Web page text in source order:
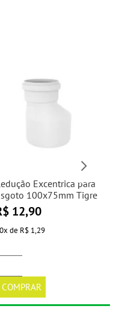
Excentrica para
100x75mm Tigre
12,90
x de R$ 1,29
COMPRAR